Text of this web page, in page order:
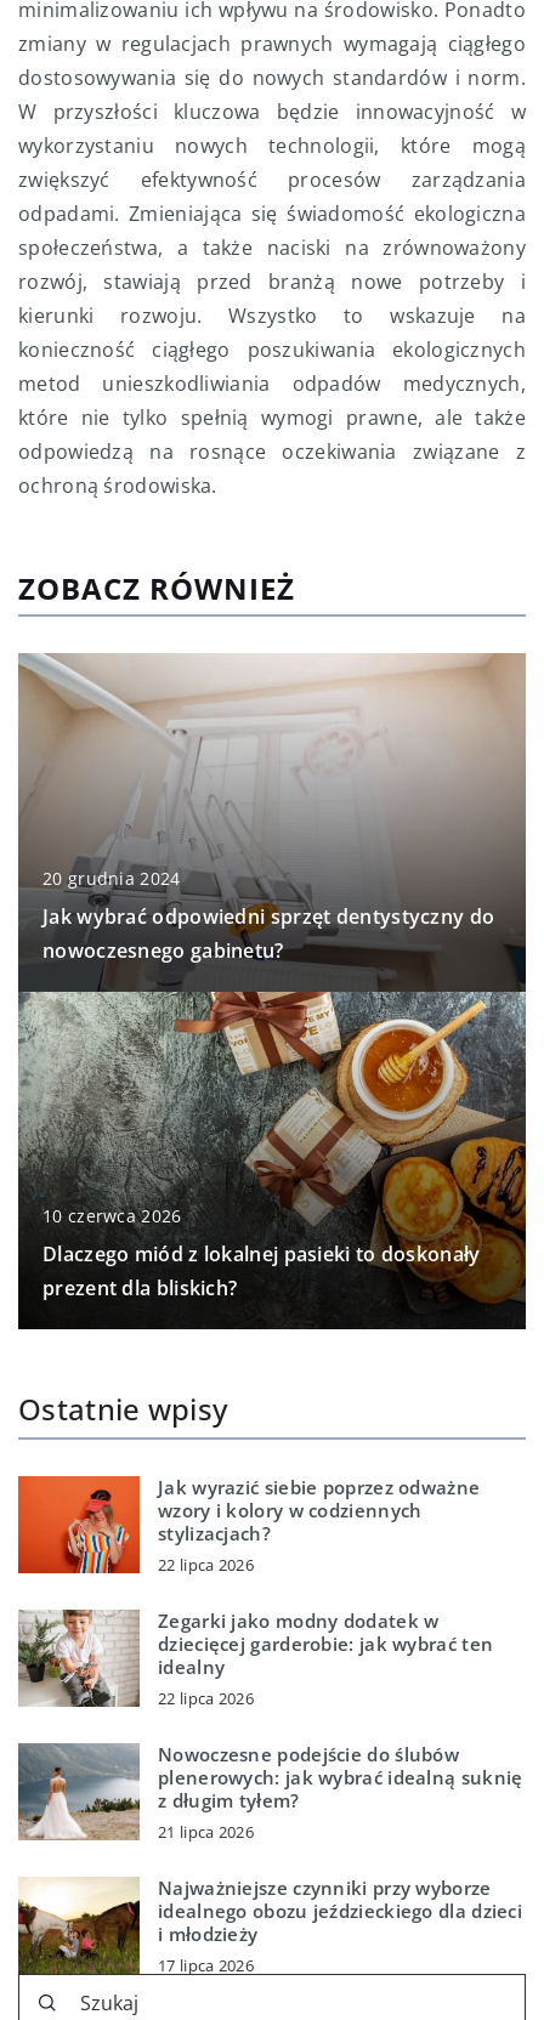
minimalizowaniu ich wpływu na środowisko. Ponadto
zmiany w regulacjach prawnych wymagają ciągłego
dostosowywania się do nowych standardów i norm.
W przyszłości kluczowa będzie innowacyjność w
wykorzystaniu nowych technologii, które mogą
zwiększyć efektywność procesów zarządzania
odpadami. Zmieniająca się świadomość ekologiczna
społeczeństwa, a także naciski na zrównoważony
rozwój, stawiają przed branżą nowe potrzeby i
kierunki rozwoju. Wszystko to wskazuje na
konieczność ciągłego poszukiwania ekologicznych
metod unieszkodliwiania odpadów medycznych,
które nie tylko spełnią wymogi prawne, ale także
odpowiedzą na rosnące oczekiwania związane z
ochroną środowiska.
ZOBACZ RÓWNIEŻ
20 grudnia 2024
Jak wybrać odpowiedni sprzęt dentystyczny do
nowoczesnego gabinetu?
10 czerwca 2026
Dlaczego miód z lokalnej pasieki to doskonały
prezent dla bliskich?
Ostatnie wpisy
Jak wyrazić siebie poprzez odważne
wzory i kolory w codziennych
stylizacjach?
22 lipca 2026
Zegarki jako modny dodatek w
dziecięcej garderobie: jak wybrać ten
idealny
22 lipca 2026
Nowoczesne podejście do ślubów
plenerowych: jak wybrać idealną suknię
z długim tyłem?
21 lipca 2026
Najważniejsze czynniki przy wyborze
idealnego obozu jeździeckiego dla dzieci
i młodzieży
17 lipca 2026